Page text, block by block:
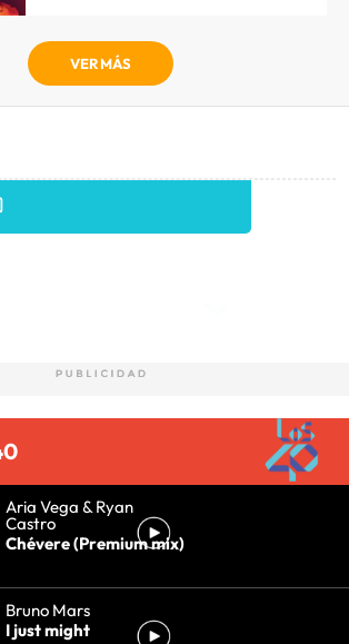
VER MÁS
Aria Vega & Ryan
Castro
Chévere (Premium mix)
Bruno Mars
I just might